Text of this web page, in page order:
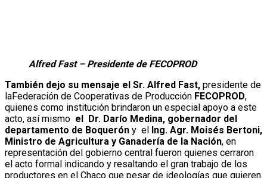
Alfred Fast – Presidente de FECOPROD
También dejo su mensaje el Sr. Alfred Fast, presidente de
laFederación de Cooperativas de Producción FECOPROD,
quienes como institución brindaron un especial apoyo a este
acto, así mismo el Dr. Darío Medina, gobernador del
departamento de Boquerón y el Ing. Agr. Moisés Bertoni,
Ministro de Agricultura y Ganadería de la Nación, en
representación del gobierno central fueron quienes cerraron
el acto formal indicando y resaltando el gran trabajo de los
productores en el Chaco que pesar de ideologías que quieren